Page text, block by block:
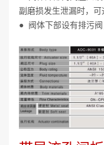
副磨损发生泄漏时，可
● 阀体下部设有排污阀